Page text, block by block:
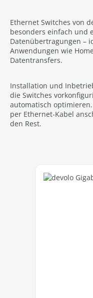
Ethernet Switches von
besonders einfach und
Datenübertragungen –
Anwendungen wie
Datentransfers.
Installation und
die Switches
automatisch
per Ethernet-Kabel
den Rest.
Productgalerij